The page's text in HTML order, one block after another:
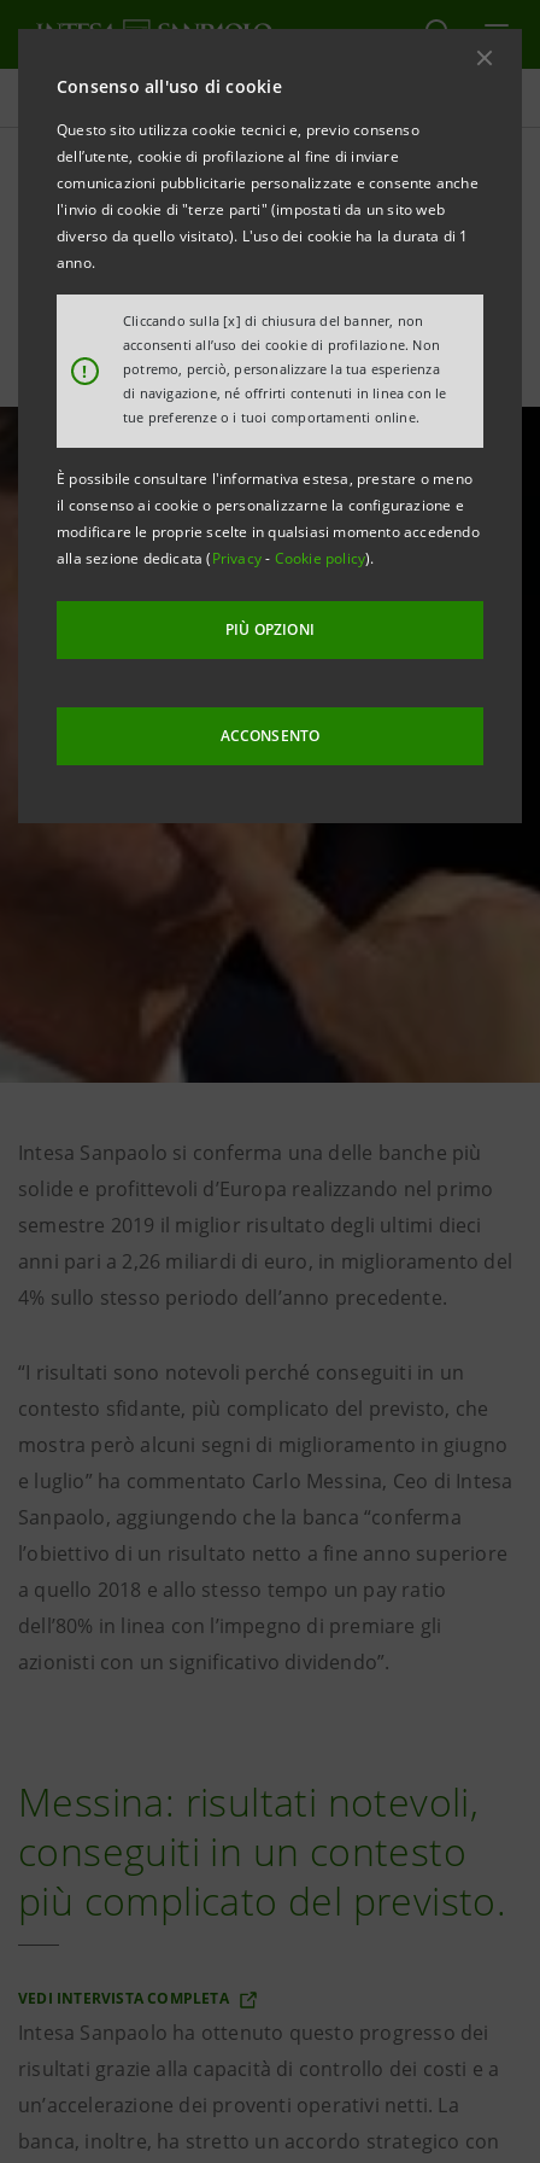
Consenso all'uso di cookie
Questo sito utilizza cookie tecnici e, previo consenso
dell’utente, cookie di profilazione al fine di inviare
comunicazioni pubblicitarie personalizzate e consente anche
l'invio di cookie di "terze parti" (impostati da un sito web
diverso da quello visitato). L'uso dei cookie ha la durata di 1
anno.
!
Cliccando sulla [x] di chiusura del banner, non
acconsenti all’uso dei cookie di profilazione. Non
potremo, perciò, personalizzare la tua esperienza
di navigazione, né offrirti contenuti in linea con le
tue preferenze o i tuoi comportamenti online.
È possibile consultare l'informativa estesa, prestare o meno
il consenso ai cookie o personalizzarne la configurazione e
modificare le proprie scelte in qualsiasi momento accedendo
alla sezione dedicata (Privacy- Cookie policy).
PIÙ OPZIONI
ACCONSENTO
Tutte le news
Intesa Sanpaolo utile netto
di 2,26 miliardi nel primo
semestre 2019
Intesa Sanpaolo si conferma una delle banche più
solide e profittevoli d’Europa realizzando nel primo
semestre 2019 il miglior risultato degli ultimi dieci
anni pari a 2,26 miliardi di euro, in miglioramento del
4% sullo stesso periodo dell’anno precedente.
“I risultati sono notevoli perché conseguiti in un
contesto sfidante, più complicato del previsto, che
mostra però alcuni segni di miglioramento in giugno
e luglio” ha commentato Carlo Messina, Ceo di Intesa
Sanpaolo, aggiungendo che la banca “conferma
l’obiettivo di un risultato netto a fine anno superiore
a quello 2018 e allo stesso tempo un pay ratio
dell’80% in linea con l’impegno di premiare gli
azionisti con un significativo dividendo”.
Messina: risultati notevoli,
conseguiti in un contesto
più complicato del previsto.
VEDI INTERVISTA COMPLETA
Intesa Sanpaolo ha ottenuto questo progresso dei
risultati grazie alla capacità di controllo dei costi e a
un’accelerazione dei proventi operativi netti. La
banca, inoltre, ha stretto un accordo strategico con